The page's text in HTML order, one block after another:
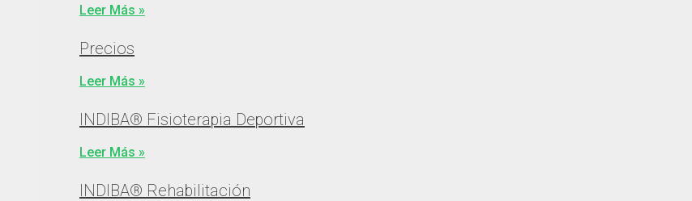
Leer Más »
Precios
Leer Más »
INDIBA® Fisioterapia Deportiva
Leer Más »
INDIBA® Rehabilitación